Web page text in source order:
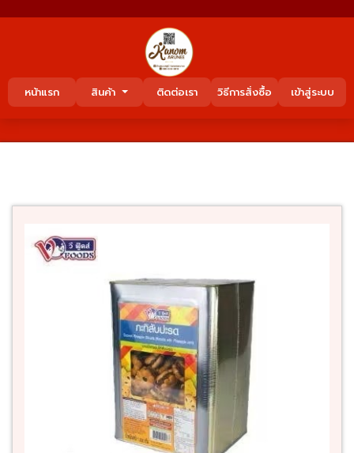
หน้าแรก สินค้า ติดต่อเรา วิธีการสั่งซื้อ เข้าสู่ระบบ